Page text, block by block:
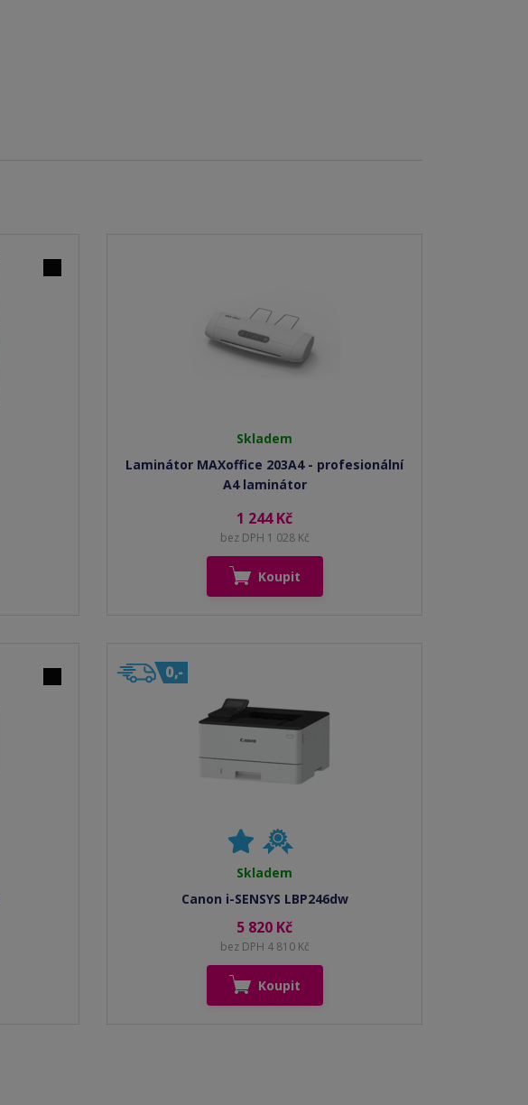
Skladem
Laminátor MAXoffice 203A4 - profesionální
A4 laminátor
1 244 Kč
bez DPH 1 028 Kč
Koupit
Skladem
Canon i-SENSYS LBP246dw
5 820 Kč
bez DPH 4 810 Kč
Koupit